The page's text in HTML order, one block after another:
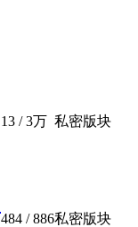
13 /3万 私密版块
484 / 886私密版块